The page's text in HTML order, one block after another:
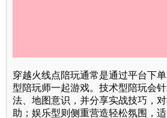
穿越火线点陪玩通常是通过平台下
型陪玩师一起游戏。技术型陪玩会
法、地图意识，并分享实战技巧，
助；娱乐型则侧重营造轻松氛围，